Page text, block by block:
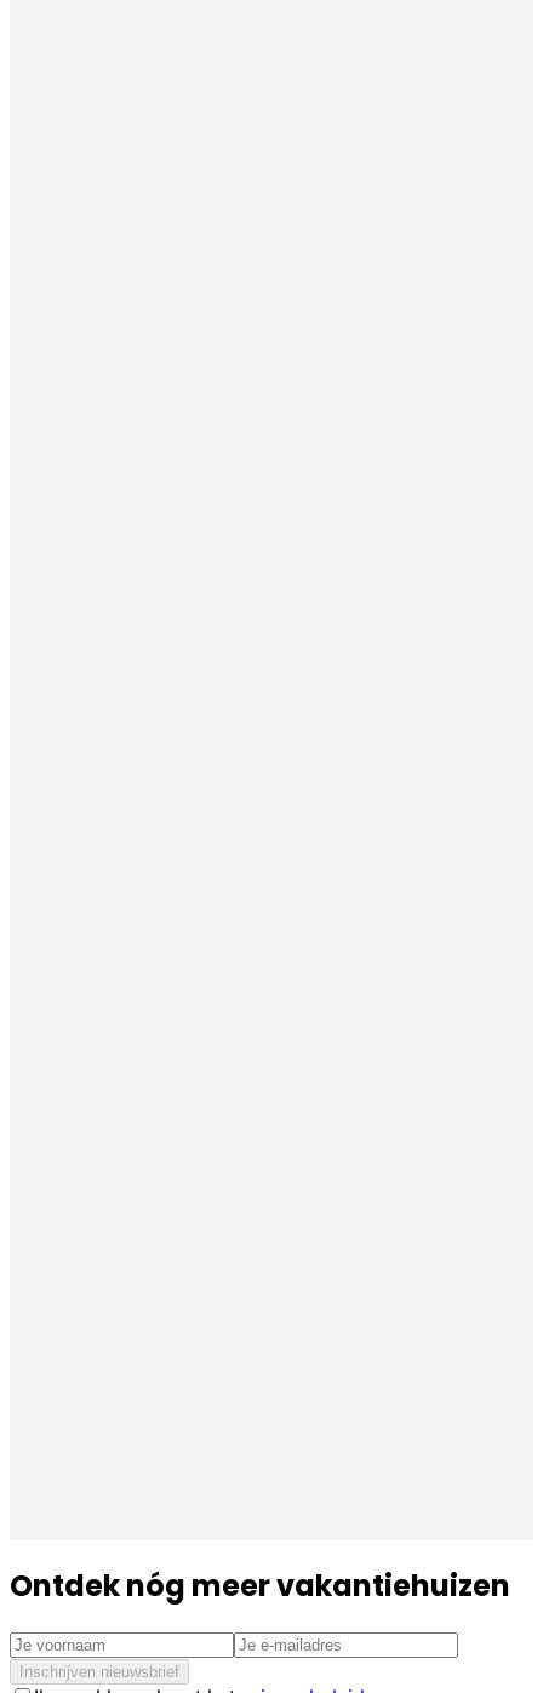
Ontdek nóg meer vakantiehuizen
Inschrijven nieuwsbrief